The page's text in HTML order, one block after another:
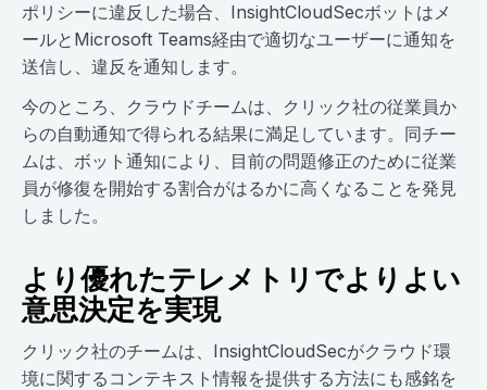
ポリシーに違反した場合、InsightCloudSecボットはメ
ールとMicrosoft Teams経由で適切なユーザーに通知を
送信し、違反を通知します。
今のところ、クラウドチームは、クリック社の従業員か
らの自動通知で得られる結果に満足しています。同チー
ムは、ボット通知により、目前の問題修正のために従業
員が修復を開始する割合がはるかに高くなることを発見
しました。
より優れたテレメトリでよりよい
意思決定を実現
クリック社のチームは、InsightCloudSecがクラウド環
境に関するコンテキスト情報を提供する方法にも感銘を